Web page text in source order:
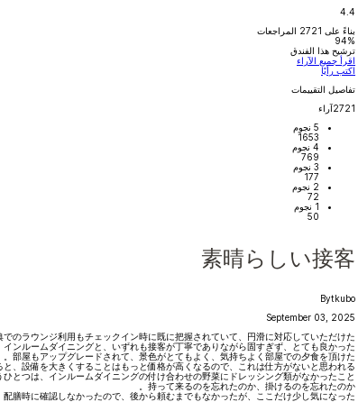
4.4
بناءً على 2721 المراجعات
94%
ترشيح هذا الفندق
اقرأ جميع الآراء
اكتب رأيًا
تفاصيل التقييمات
2721آراء
5 نجوم
1653
4 نجوم
769
3 نجوم
177
2 نجوم
72
1 نجوم
50
素晴らしい接客
Bytkubo
September 03, 2025
のラウンジ利用もチェックイン時に既に把握されていて、円滑に対応していただけた。
ルームダイニングと、いずれも接客が丁寧でありながら固すぎず、とても良かった。
部屋もアップグレードされて、景色がとてもよく、気持ちよく部屋での夕食を頂けた。
設備を大きくすることはもっと価格が高くなるので、これは仕方がないと思われる。
ひとつは、インルームダイニングの付け合わせの野菜にドレッシング類がなかったこと。
持って来るのを忘れたのか、掛けるのを忘れたのか。
配膳時に確認しなかったので、後から頼むまでもなかったが、ここだけ少し気になった。